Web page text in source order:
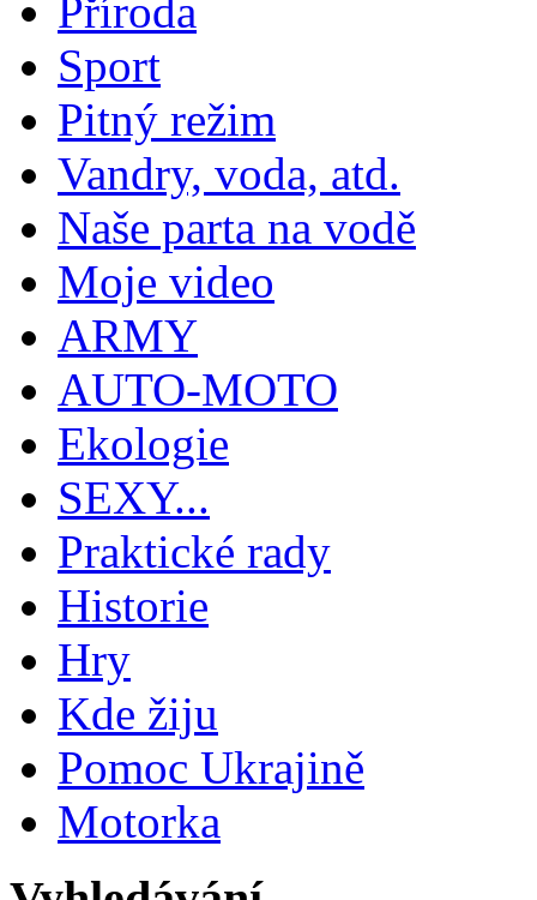
Příroda
Sport
Pitný režim
Vandry, voda, atd.
Naše parta na vodě
Moje video
ARMY
AUTO-MOTO
Ekologie
SEXY...
Praktické rady
Historie
Hry
Kde žiju
Pomoc Ukrajině
Motorka